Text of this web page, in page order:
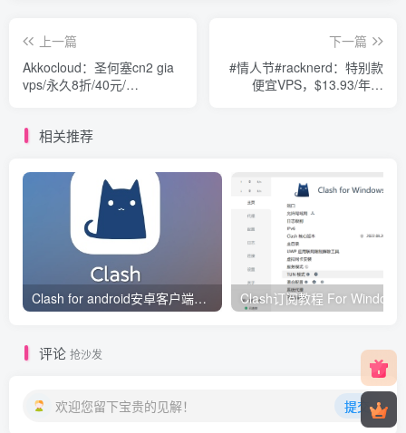
上一篇
Akkocloud：圣何塞cn2 gia
vps/永久8折/40元/
下一篇
#情人节#racknerd：特别款
便宜VPS，$13.93/年，
相关推荐
Clash for android安卓客户端保姆级新手使用教程
评论 抢沙发
欢迎您留下宝贵的见解！ 提交